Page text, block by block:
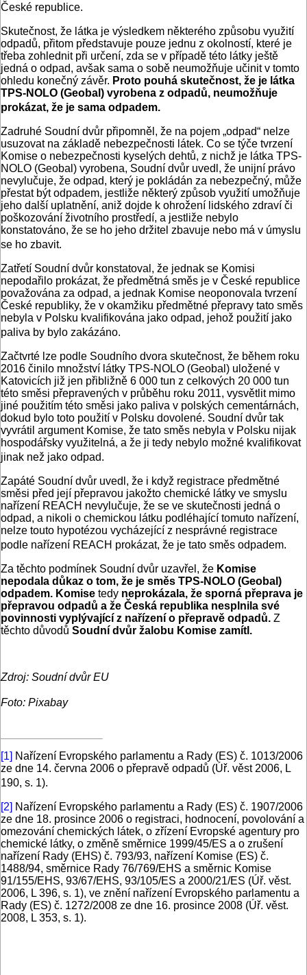
České republice.
Skutečnost, že látka je výsledkem některého způsobu využití
odpadů, přitom představuje pouze jednu z okolností, které je
třeba zohlednit při určení, zda se v případě této látky ještě
jedná o odpad, avšak sama o sobě neumožňuje učinit v tomto
ohledu konečný závěr. Proto pouhá skutečnost, že je látka
TPS-NOLO (Geobal) vyrobena z odpadů, neumožňuje
prokázat, že je sama odpadem.
Zadruhé Soudní dvůr připomněl, že na pojem „odpad“ nelze
usuzovat na základě nebezpečnosti látek. Co se týče tvrzení
Komise o nebezpečnosti kyselých dehtů, z nichž je látka TPS-
NOLO (Geobal) vyrobena, Soudní dvůr uvedl, že unijní právo
nevylučuje, že odpad, který je pokládán za nebezpečný, může
přestat být odpadem, jestliže některý způsob využití umožňuje
jeho další uplatnění, aniž dojde k ohrožení lidského zdraví či
poškozování životního prostředí, a jestliže nebylo
konstatováno, že se ho jeho držitel zbavuje nebo má v úmyslu
se ho zbavit.
Zatřetí Soudní dvůr konstatoval, že jednak se Komisi
nepodařilo prokázat, že předmětná směs je v České republice
považována za odpad, a jednak Komise neoponovala tvrzení
České republiky, že v okamžiku předmětné přepravy tato směs
nebyla v Polsku kvalifikována jako odpad, jehož použití jako
paliva by bylo zakázáno.
Začtvrté lze podle Soudního dvora skutečnost, že během roku
2016 činilo množství látky TPS-NOLO (Geobal) uložené v
Katovicích již jen přibližně 6 000 tun z celkových 20 000 tun
této směsi přepravených v průběhu roku 2011, vysvětlit mimo
jiné použitím této směsi jako paliva v polských cementárnách,
dokud bylo toto použití v Polsku dovolené. Soudní dvůr tak
vyvrátil argument Komise, že tato směs nebyla v Polsku nijak
hospodářsky využitelná, a že ji tedy nebylo možné kvalifikovat
jinak než jako odpad.
Zapáté Soudní dvůr uvedl, že i když registrace předmětné
směsi před její přepravou jakožto chemické látky ve smyslu
nařízení REACH nevylučuje, že se ve skutečnosti jedná o
odpad, a nikoli o chemickou látku podléhající tomuto nařízení,
nelze touto hypotézou vycházející z nesprávné registrace
podle nařízení REACH prokázat, že je tato směs odpadem.
Za těchto podmínek Soudní dvůr uzavřel, že Komise
nepodala důkaz o tom, že je směs TPS-NOLO (Geobal)
odpadem. Komise tedy neprokázala, že sporná přeprava je
přepravou odpadů a že Česká republika nesplnila své
povinnosti vyplývající z nařízení o přepravě odpadů. Z
těchto důvodů Soudní dvůr žalobu Komise zamítl.
Zdroj: Soudní dvůr EU
Foto: Pixabay
[1] Nařízení Evropského parlamentu a Rady (ES) č. 1013/2006
ze dne 14. června 2006 o přepravě odpadů (Úř. věst 2006, L
190, s. 1).
[2] Nařízení Evropského parlamentu a Rady (ES) č. 1907/2006
ze dne 18. prosince 2006 o registraci, hodnocení, povolování a
omezování chemických látek, o zřízení Evropské agentury pro
chemické látky, o změně směrnice 1999/45/ES a o zrušení
nařízení Rady (EHS) č. 793/93, nařízení Komise (ES) č.
1488/94, směrnice Rady 76/769/EHS a směrnic Komise
91/155/EHS, 93/67/EHS, 93/105/ES a 2000/21/ES (Úř. věst.
2006, L 396, s. 1), ve znění nařízení Evropského parlamentu a
Rady (ES) č. 1272/2008 ze dne 16. prosince 2008 (Úř. věst.
2008, L 353, s. 1).